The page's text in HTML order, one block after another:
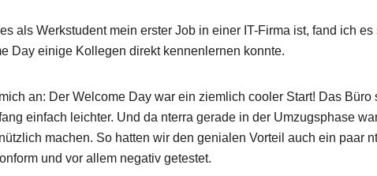
Technologien, Ideen und was bei uns so passiert.
als Werkstudent mein erster Job in einer IT-Firma ist, fand ich
Day einige Kollegen direkt kennenlernen konnte.
an: Der Welcome Day war ein ziemlich cooler Start! Das Büro
einfach leichter. Und da nterra gerade in der Umzugsphase
machen. So hatten wir den genialen Vorteil auch ein paar
und vor allem negativ getestet.